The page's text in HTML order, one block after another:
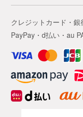
クレジットカード・
PayPay・d払い・au